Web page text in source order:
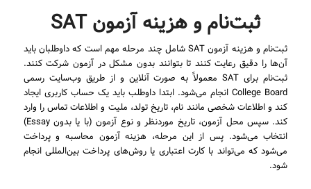
ثبت‌نام و هزینه آزمون SAT
ثبت‌نام و هزینه آزمون SAT شامل چند مرحله مهم است که داوطلبان باید
آن‌ها را دقیق رعایت کنند تا بتوانند بدون مشکل در آزمون شرکت کنند.
ثبت‌نام برای SAT معمولاً به صورت آنلاین و از طریق وب‌سایت رسمی
College Board انجام می‌شود. ابتدا داوطلب باید یک حساب کاربری ایجاد
کند و اطلاعات شخصی مانند نام، تاریخ تولد، ملیت و اطلاعات تماس را وارد
کند. سپس محل آزمون، تاریخ موردنظر و نوع آزمون (با یا بدون Essay)
انتخاب می‌شود. پس از این مرحله، هزینه آزمون محاسبه و پرداخت
می‌شود که می‌تواند با کارت اعتباری یا روش‌های پرداخت بین‌المللی انجام
شود.